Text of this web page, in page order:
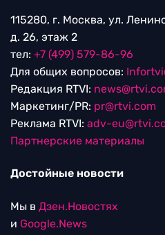
115280, г. Москва, ул.
д. 26, этаж 2
тел: +7 (499) 579-86-96
Для общих вопросов:
Редакция RTVI:
Маркетинг/PR: pr@rtvi.com
Реклама RTVI: adv-
Партнерские материалы
Достойные новости
Мы в Дзен.Новостях
и Google.News